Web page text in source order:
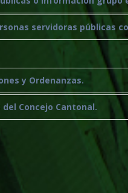
servidoras públicas
y Ordenanzas.
del Concejo Cantonal.